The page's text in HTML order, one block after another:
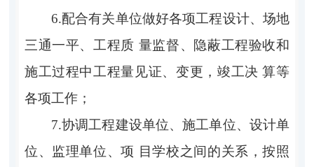
6.配合有关单位做好各项工程设计、场地
三通一平、工程质 量监督、隐蔽工程验收和
施工过程中工程量见证、变更，竣工决 算等
各项工作；
7.协调工程建设单位、施工单位、设计单
位、监理单位、项 目学校之间的关系，按照